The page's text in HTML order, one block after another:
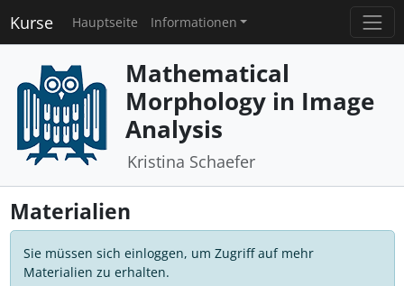
Kurse Hauptseite Informationen
Mathematical
Morphology in Image
Analysis
Kristina Schaefer
Materialien
Sie müssen sich einloggen, um Zugriff auf mehr
Materialien zu erhalten.